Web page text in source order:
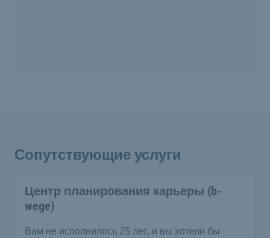
Сопутствующие услуги
Центр планирования карьеры (b-
wege)
Вам не исполнилось 25 лет, и вы хотели бы